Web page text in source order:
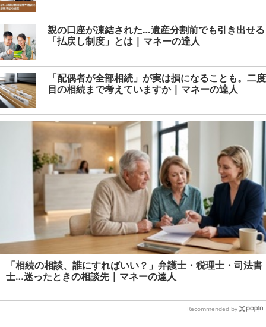
親の口座が凍結された…遺産分割前でも引き出せる
「払戻し制度」とは | マネーの達人
「配偶者が全部相続」が実は損になることも。二度
目の相続まで考えていますか | マネーの達人
「相続の相談、誰にすればいい？」弁護士・税理士・司法書
士…迷ったときの相談先 | マネーの達人
Recommended by